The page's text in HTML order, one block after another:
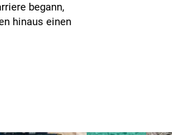
begann,
hinaus einen